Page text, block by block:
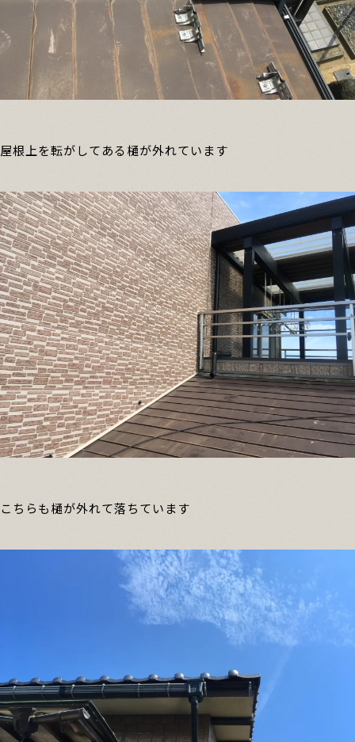
屋根上を転がしてある樋が外れています
こちらも樋が外れて落ちています